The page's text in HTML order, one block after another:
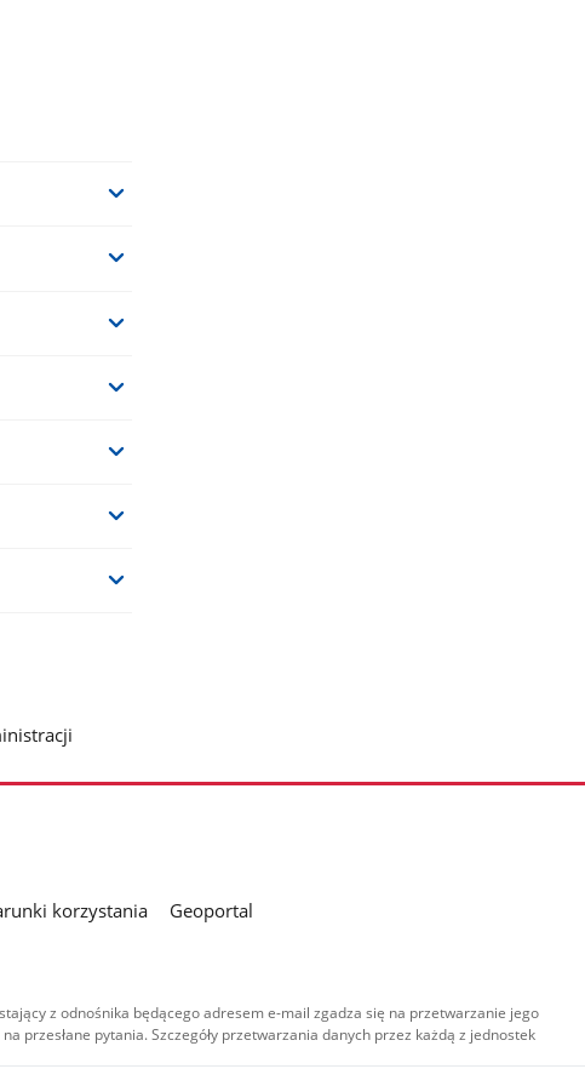
korzystania
Geoportal
z odnośnika będącego adresem e-mail zgadza się na przetwarzanie jego
przesłane pytania. Szczegóły przetwarzania danych przez każdą z jednostek